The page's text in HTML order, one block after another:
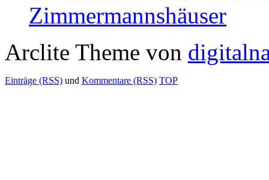
Zimmermannshäuser
Arclite Theme von
Einträge (RSS) und Kommentare (RSS) TOP